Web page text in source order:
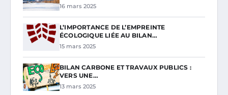
16 mars 2025
L’IMPORTANCE DE L’EMPREINTE
ÉCOLOGIQUE LIÉE AU BILAN…
15 mars 2025
BILAN CARBONE ET TRAVAUX PUBLICS :
VERS UNE…
13 mars 2025